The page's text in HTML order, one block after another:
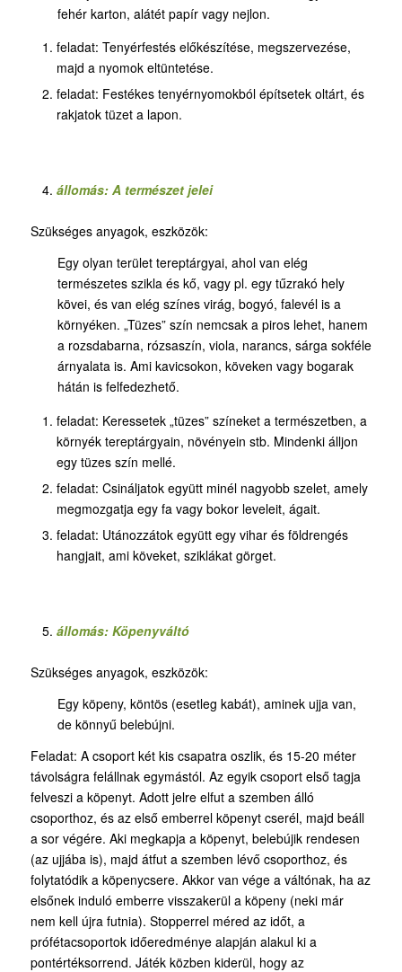
fehér karton, alátét papír vagy nejlon.
feladat: Tenyérfestés előkészítése, megszervezése,
majd a nyomok eltüntetése.
feladat: Festékes tenyérnyomokból építsetek oltárt, és
rakjatok tüzet a lapon.
állomás: A természet jelei
Szükséges anyagok, eszközök:
Egy olyan terület tereptárgyai, ahol van elég
természetes szikla és kő, vagy pl. egy tűzrakó hely
kövei, és van elég színes virág, bogyó, falevél is a
környéken. „Tüzes” szín nemcsak a piros lehet, hanem
a rozsdabarna, rózsaszín, viola, narancs, sárga sokféle
árnyalata is. Ami kavicsokon, köveken vagy bogarak
hátán is felfedezhető.
feladat: Keressetek „tüzes” színeket a természetben, a
környék tereptárgyain, növényein stb. Mindenki álljon
egy tüzes szín mellé.
feladat: Csináljatok együtt minél nagyobb szelet, amely
megmozgatja egy fa vagy bokor leveleit, ágait.
feladat: Utánozzátok együtt egy vihar és földrengés
hangjait, ami köveket, sziklákat görget.
állomás: Köpenyváltó
Szükséges anyagok, eszközök:
Egy köpeny, köntös (esetleg kabát), aminek ujja van,
de könnyű belebújni.
Feladat: A csoport két kis csapatra oszlik, és 15-20 méter
távolságra felállnak egymástól. Az egyik csoport első tagja
felveszi a köpenyt. Adott jelre elfut a szemben álló
csoporthoz, és az első emberrel köpenyt cserél, majd beáll
a sor végére. Aki megkapja a köpenyt, belebújik rendesen
(az ujjába is), majd átfut a szemben lévő csoporthoz, és
folytatódik a köpenycsere. Akkor van vége a váltónak, ha az
elsőnek induló emberre visszakerül a köpeny (neki már
nem kell újra futnia). Stopperrel méred az időt, a
prófétacsoportok időeredménye alapján alakul ki a
pontértéksorrend. Játék közben kiderül, hogy az